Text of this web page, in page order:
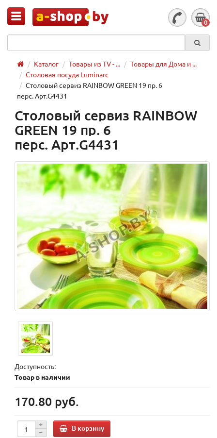
0
Каталог Товары из TV - ...
Товары для Дома и ...
Столовая посуда Luminarc
Столовый сервиз RAINBOW GREEN 19 пр. 6
перс. Арт.G4431
Столовый сервиз RAINBOW
GREEN 19 пр. 6
перс. Арт.G4431
Доступность:
Товар в наличии
170.80 руб.
В корзину